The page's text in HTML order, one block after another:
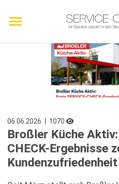
06.06.2026 | 1070
Broßler Küche
CHECK-Ergebnisse
Kundenzufriedenheit